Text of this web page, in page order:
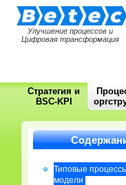
Улучшение процессов и
Цифровая трансформация
Стратегия и
BSC-KPI
Типовые
модели